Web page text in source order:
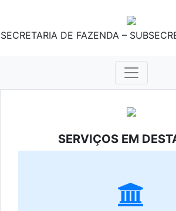
SECRETARIA DE FAZENDA –
SERVIÇOS EM